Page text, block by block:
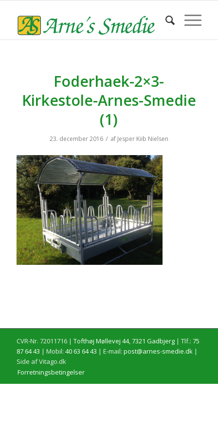
Foderhaek-2×3-
Kirkestole-Arnes-Smedie
(1)
23. december 2016 / af Jesper Kiib Nielsen
CVR-Nr. 72011716 | Tofthøj Møllevej 44, 7321 Gadbjerg| Tlf.: 75
87 64 43 | Mobil: 40 63 64 43 | E-mail: post@arnes-smedie.dk|
Side af Vitago.dk
Forretningsbetingelser